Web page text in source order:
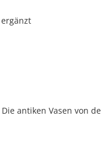
Die antiken Vasen von